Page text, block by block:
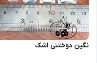
نگین دوختنی اشک